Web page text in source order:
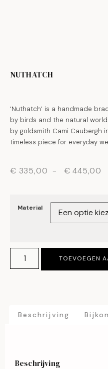
NUTHATCH
‘Nuthatch’ is a handmade
by birds and the natural
by goldsmith Cami Caubergh
timeless piece for everyday
€ 335,00 - € 445,00
Material
TOEVOEGEN
Beschrijving
Beschrijving